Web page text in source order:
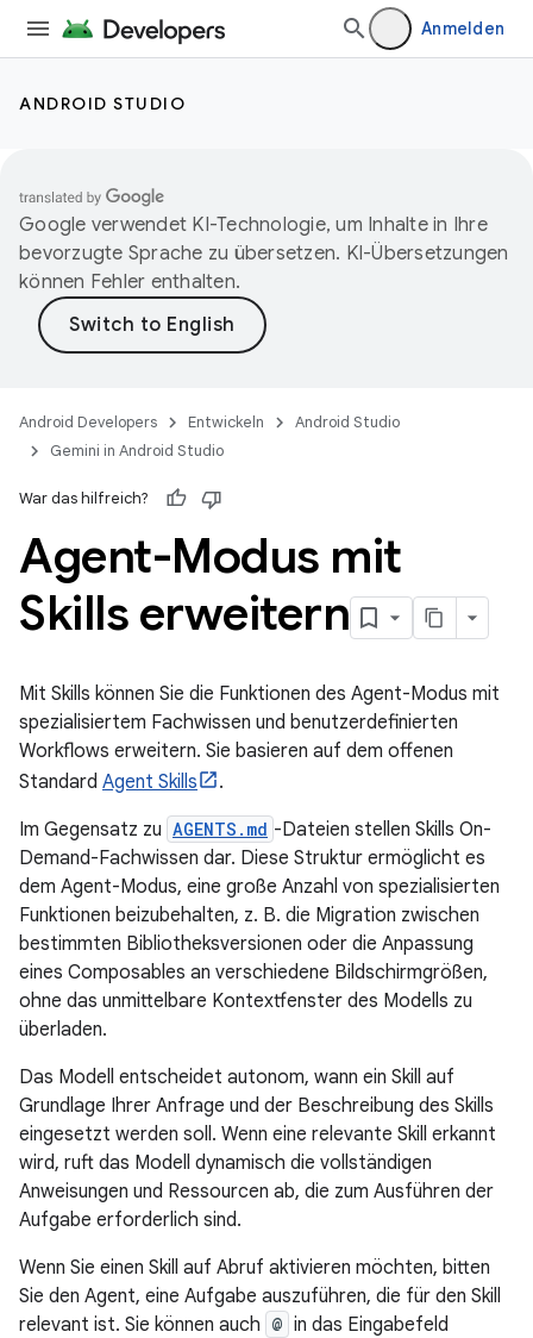
Anmelden
ANDROID STUDIO
Google verwendet KI-Technologie, um Inhalte in Ihre
bevorzugte Sprache zu übersetzen. KI-Übersetzungen
können Fehler enthalten.
Android Developers Entwickeln
Android Studio
Gemini in Android Studio
War das hilfreich?
Agent-Modus mit
Skills erweitern
Mit Skills können Sie die Funktionen des Agent-Modus mit
spezialisiertem Fachwissen und benutzerdefinierten
Workflows erweitern. Sie basieren auf dem offenen
Standard Agent Skills
.
Im Gegensatz zu AGENTS.md -Dateien stellen Skills On-
Demand-Fachwissen dar. Diese Struktur ermöglicht es
dem Agent-Modus, eine große Anzahl von spezialisierten
Funktionen beizubehalten, z. B. die Migration zwischen
bestimmten Bibliotheksversionen oder die Anpassung
eines Composables an verschiedene Bildschirmgrößen,
ohne das unmittelbare Kontextfenster des Modells zu
überladen.
Das Modell entscheidet autonom, wann ein Skill auf
Grundlage Ihrer Anfrage und der Beschreibung des Skills
eingesetzt werden soll. Wenn eine relevante Skill erkannt
wird, ruft das Modell dynamisch die vollständigen
Anweisungen und Ressourcen ab, die zum Ausführen der
Aufgabe erforderlich sind.
Wenn Sie einen Skill auf Abruf aktivieren möchten, bitten
Sie den Agent, eine Aufgabe auszuführen, die für den Skill
relevant ist. Sie können auch @ in das Eingabefeld